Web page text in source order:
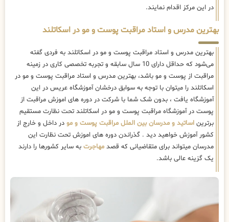
در این مرکز اقدام نمایند.
بهترین مدرس و استاد مراقبت پوست و مو در اسکاتلند
بهترین مدرس و استاد مراقبت پوست و مو در اسکاتلند به فردی گفته
می‌شود که حداقل دارای 10 سال سابقه و تجربه تخصصی کاری در زمینه
مراقبت از پوست و مو باشد، بهترین مدرس و استاد مراقبت پوست و مو در
اسکاتلند را میتوان با توجه به سوابق درخشان آموزشگاه عریس در این
آموزشگاه یافت ، بدون شک شما با شرکت در دوره های اموزش مراقبت از
پوست در آموزشگاه مراقبت پوست و مو در اسکاتلند تحت نظارت مستقیم
برترین اساتید و مدرسان بین الملل مراقبت پوست و مو در داخل و خارج از
کشور آموزش خواهید دید . گذراندن دوره های اموزش تحت نظارت این
مدرسان میتواند برای متقاضیانی که قصد مهاجرت به سایر کشورها را دارند
یک گزینه عالی باشد.